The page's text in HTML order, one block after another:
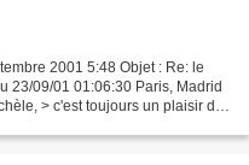
2001 5:48 Objet : Re: le
23/09/01 01:06:30 Paris, Madrid
> c'est toujours un plaisir de